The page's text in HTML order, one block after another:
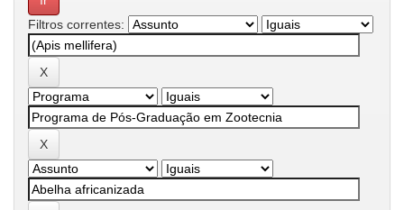
Filtros correntes: